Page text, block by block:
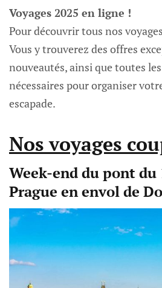
Voyages 2025 en ligne !
Pour découvrir tous nos
Vous y trouverez des offres
nouveautés, ainsi que toutes
nécessaires pour organiser
escapade.
Nos voyages
Week-end du pont du
Prague en envol de